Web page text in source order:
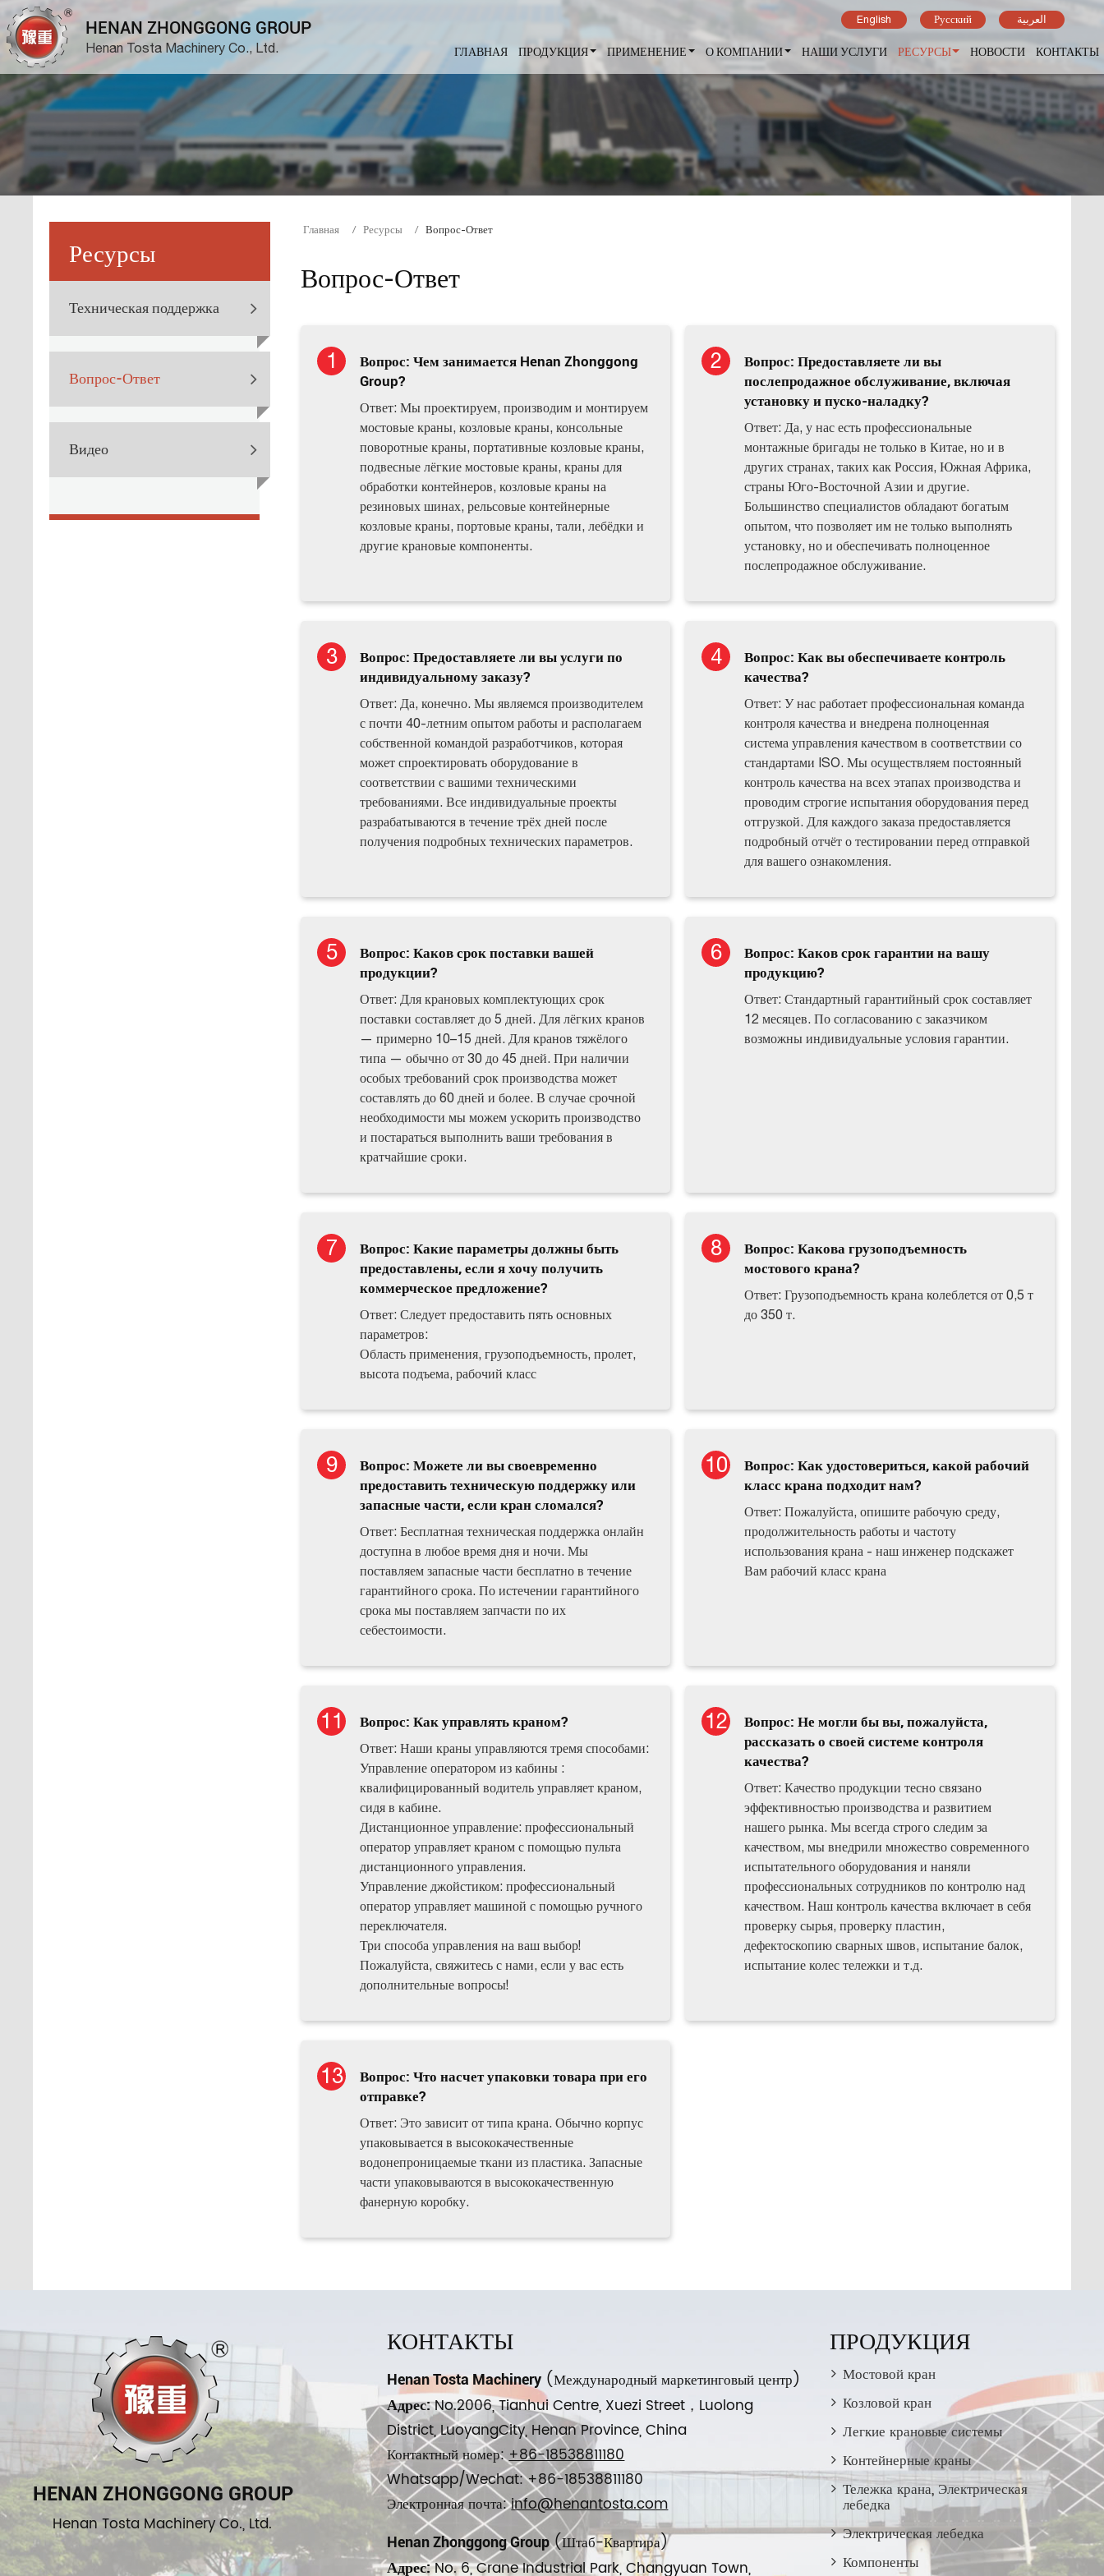
English Русский العربية HENAN ZHONGGONG GROUP
Henan Tosta Machinery Co., Ltd. ГЛАВНАЯ ПРОДУКЦИЯ ПРИМЕНЕНИЕ О КОМПАНИИ НАШИ УСЛУГИ РЕСУРСЫ НОВОСТИ КОНТАКТЫ
Главная Ресурсы Вопрос-Ответ
Вопрос-Ответ
Вопрос: Чем занимается Henan Zhonggong
Group?
Ответ: Мы проектируем, производим и монтируем
мостовые краны, козловые краны, консольные
поворотные краны, портативные козловые краны,
подвесные лёгкие мостовые краны, краны для
обработки контейнеров, козловые краны на
резиновых шинах, рельсовые контейнерные
козловые краны, портовые краны, тали, лебёдки и
другие крановые компоненты.
Вопрос: Предоставляете ли вы
послепродажное обслуживание, включая
установку и пуско-наладку?
Ответ: Да, у нас есть профессиональные
монтажные бригады не только в Китае, но и в
других странах, таких как Россия, Южная Африка,
страны Юго-Восточной Азии и другие.
Большинство специалистов обладают богатым
опытом, что позволяет им не только выполнять
установку, но и обеспечивать полноценное
послепродажное обслуживание.
Вопрос: Предоставляете ли вы услуги по
индивидуальному заказу?
Ответ: Да, конечно. Мы являемся производителем
с почти 40-летним опытом работы и располагаем
собственной командой разработчиков, которая
может спроектировать оборудование в
соответствии с вашими техническими
требованиями. Все индивидуальные проекты
разрабатываются в течение трёх дней после
получения подробных технических параметров.
Вопрос: Как вы обеспечиваете контроль
качества?
Ответ: У нас работает профессиональная команда
контроля качества и внедрена полноценная
система управления качеством в соответствии со
стандартами ISO. Мы осуществляем постоянный
контроль качества на всех этапах производства и
проводим строгие испытания оборудования перед
отгрузкой. Для каждого заказа предоставляется
подробный отчёт о тестировании перед отправкой
для вашего ознакомления.
Вопрос: Каков срок поставки вашей
продукции?
Ответ: Для крановых комплектующих срок
поставки составляет до 5 дней. Для лёгких кранов
— примерно 10–15 дней. Для кранов тяжёлого
типа — обычно от 30 до 45 дней. При наличии
особых требований срок производства может
составлять до 60 дней и более. В случае срочной
необходимости мы можем ускорить производство
и постараться выполнить ваши требования в
кратчайшие сроки.
Вопрос: Каков срок гарантии на вашу
продукцию?
Ответ: Стандартный гарантийный срок составляет
12 месяцев. По согласованию с заказчиком
возможны индивидуальные условия гарантии.
Вопрос: Какие параметры должны быть
предоставлены, если я хочу получить
коммерческое предложение?
Ответ: Следует предоставить пять основных
параметров:
Область применения, грузоподъемность, пролет,
высота подъема, рабочий класс
Вопрос: Какова грузоподъемность
мостового крана?
Ответ: Грузоподъемность крана колеблется от 0,5 т
до 350 т.
Вопрос: Можете ли вы своевременно
предоставить техническую поддержку или
запасные части, если кран сломался?
Ответ: Бесплатная техническая поддержка онлайн
доступна в любое время дня и ночи. Мы
поставляем запасные части бесплатно в течение
гарантийного срока. По истечении гарантийного
срока мы поставляем запчасти по их
себестоимости.
Вопрос: Как удостовериться, какой рабочий
класс крана подходит нам?
Ответ: Пожалуйста, опишите рабочую среду,
продолжительность работы и частоту
использования крана - наш инженер подскажет
Вам рабочий класс крана
Вопрос: Как управлять краном?
Ответ: Наши краны управляются тремя способами:
Управление оператором из кабины :
квалифицированный водитель управляет краном,
сидя в кабине.
Дистанционное управление: профессиональный
оператор управляет краном с помощью пульта
дистанционного управления.
Управление джойстиком: профессиональный
оператор управляет машиной с помощью ручного
переключателя.
Три способа управления на ваш выбор!
Пожалуйста, свяжитесь с нами, если у вас есть
дополнительные вопросы!
Вопрос: Не могли бы вы, пожалуйста,
рассказать о своей системе контроля
качества?
Ответ: Качество продукции тесно связано
эффективностью производства и развитием
нашего рынка. Мы всегда строго следим за
качеством, мы внедрили множество современного
испытательного оборудования и наняли
профессиональных сотрудников по контролю над
качеством. Наш контроль качества включает в себя
проверку сырья, проверку пластин,
дефектоскопию сварных швов, испытание балок,
испытание колес тележки и т.д.
Вопрос: Что насчет упаковки товара при его
отправке?
Ответ: Это зависит от типа крана. Обычно корпус
упаковывается в высококачественные
водонепроницаемые ткани из пластика. Запасные
части упаковываются в высококачественную
фанерную коробку.
Ресурсы
Техническая поддержка
Вопрос-Ответ
Видео
HENAN ZHONGGONG GROUP
Henan Tosta Machinery Co., Ltd.
КОНТАКТЫ
Henan Tosta Machinery (Международный маркетинговый центр)
Адрес:No.2006, Tianhui Centre, Xuezi Street，Luolong
District, LuoyangCity, Henan Province, China
Контактный номер:+86-18538811180
Whatsapp/Wechat: +86-18538811180
Электронная почта:info@henantosta.com
Henan Zhonggong Group(Штаб-Квартира)
Адрес:No. 6, Crane Industrial Park, Changyuan Town,
ПРОДУКЦИЯ
Мостовой кран
Козловой кран
Легкие крановые системы
Контейнерные краны
Тележка крана, Электрическая
лебедка
Электрическая лебедка
Компоненты